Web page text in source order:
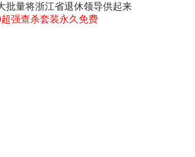
批量将浙江省退休领导供起来
强查杀套装永久免费